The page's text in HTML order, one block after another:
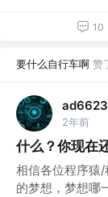
10
要什么自行车啊 赞
ad6623
2年前
什么？你现在
相信各位程序猿
的梦想，梦想哪